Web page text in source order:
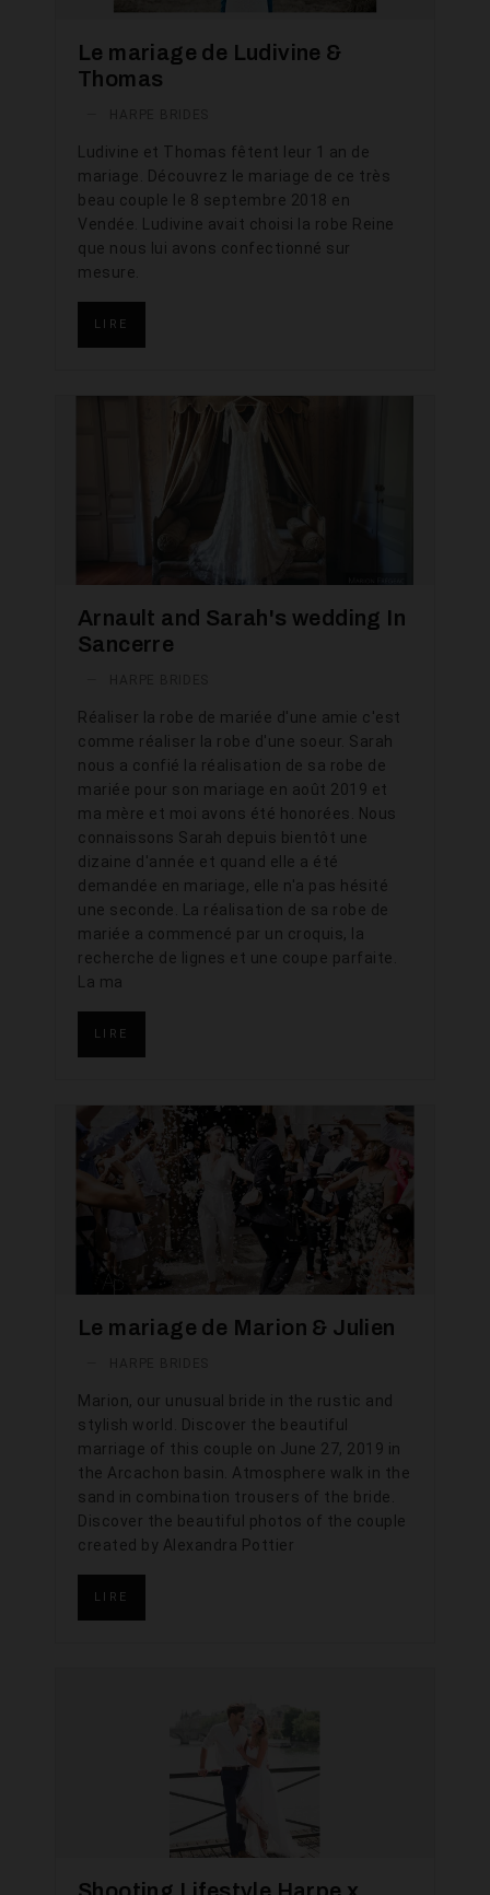
Le mariage de Ludivine &
Thomas
Ludivine et Thomas fêtent leur 1 an de
mariage. Découvrez le mariage de ce très
beau couple le 8 septembre 2018 en
Vendée. Ludivine avait choisi la robe Reine
que nous lui avons confectionné sur
mesure.
LIRE
Arnault and Sarah's wedding In
Sancerre
Réaliser la robe de mariée d'une amie c'est
comme réaliser la robe d'une soeur. Sarah
nous a confié la réalisation de sa robe de
mariée pour son mariage en août 2019 et
ma mère et moi avons été honorées. Nous
connaissons Sarah depuis bientôt une
dizaine d'année et quand elle a été
demandée en mariage, elle n'a pas hésité
une seconde. La réalisation de sa robe de
mariée a commencé par un croquis, la
recherche de lignes et une coupe parfaite.
La ma
LIRE
Le mariage de Marion & Julien
Marion, our unusual bride in the rustic and
stylish world. Discover the beautiful
marriage of this couple on June 27, 2019 in
the Arcachon basin. Atmosphere walk in the
sand in combination trousers of the bride.
Discover the beautiful photos of the couple
created by Alexandra Pottier
LIRE